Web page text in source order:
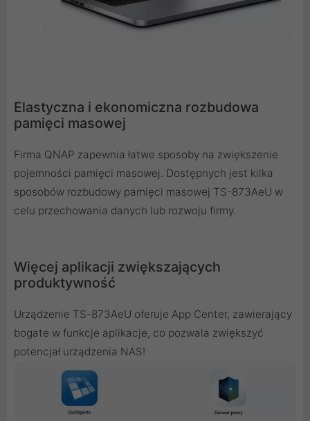
Elastyczna i ekonomiczna rozbudowa
pamięci masowej
Firma QNAP zapewnia łatwe sposoby na zwiększenie
pojemności pamięci masowej. Dostępnych jest kilka
sposobów rozbudowy pamięci masowej TS-873AeU w
celu przechowania danych lub rozwoju firmy.
Więcej aplikacji zwiększających
produktywność
Urządzenie TS-873AeU oferuje App Center, zawierający
bogate w funkcje aplikacje, co pozwala zwiększyć
potencjał urządzenia NAS!